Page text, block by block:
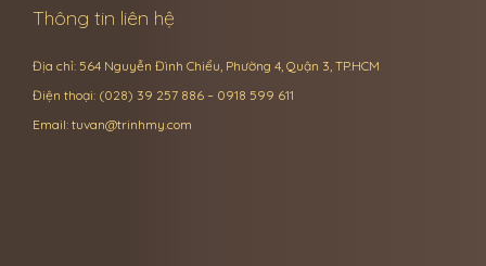
Thông tin liên hệ
Địa chỉ: 564 Nguyễn Đình Chiểu, Phường 4, Quận 3, TP.HCM
Điện thoại: (028) 39 257 886 – 0918 599 611
Email: tuvan@trinhmy.com